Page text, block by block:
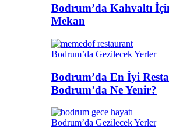
Bodrum’da Kahvaltı
Mekan
Bodrum’da Gezilecek Yerler
Bodrum’da En İyi
Bodrum’da Ne Yenir?
Bodrum’da Gezilecek Yerler